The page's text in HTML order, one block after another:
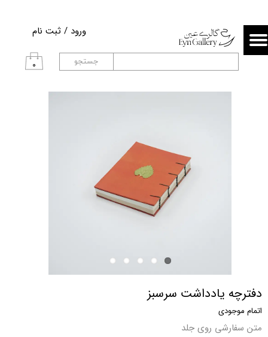
۰
ورود / ثبت نام
حساب کاربری من
تغییر گذر واژه
جستجو
دفترچه یادداشت سرسبز
اتمام موجودی
متن سفارشی روی جلد